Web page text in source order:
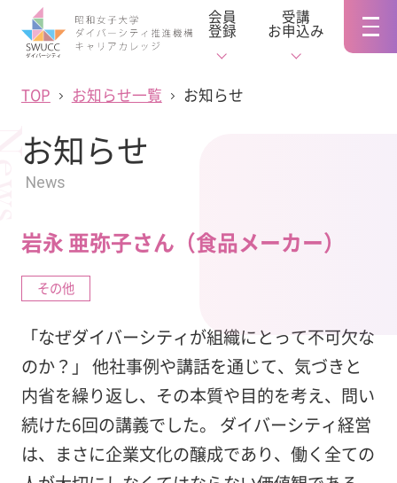
会員
登録
受講
お申込み
TOP お知らせ一覧 お知らせ
お知らせ
News
岩永 亜弥子さん（食品メーカー）
その他
「なぜダイバーシティが組織にとって不可欠な
のか？」 他社事例や講話を通じて、気づきと
内省を繰り返し、その本質や目的を考え、問い
続けた6回の講義でした。 ダイバーシティ経営
は、まさに企業文化の醸成であり、働く全ての